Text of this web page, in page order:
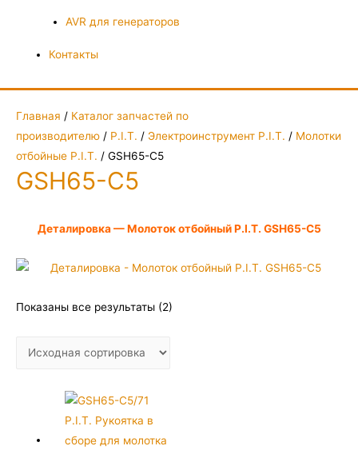
AVR для генераторов
Контакты
Главная / Каталог запчастей по
производителю / P.I.T. / Электроинструмент P.I.T. / Молотки
отбойные P.I.T. / GSH65-C5
GSH65-C5
Деталировка — Молоток отбойный P.I.T. GSH65-C5
Показаны все результаты (2)